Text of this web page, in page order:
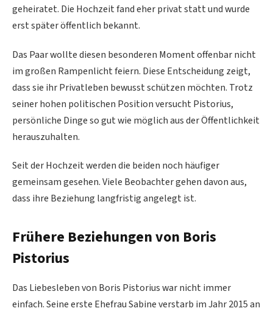
geheiratet. Die Hochzeit fand eher privat statt und wurde
erst später öffentlich bekannt.
Das Paar wollte diesen besonderen Moment offenbar nicht
im großen Rampenlicht feiern. Diese Entscheidung zeigt,
dass sie ihr Privatleben bewusst schützen möchten. Trotz
seiner hohen politischen Position versucht Pistorius,
persönliche Dinge so gut wie möglich aus der Öffentlichkeit
herauszuhalten.
Seit der Hochzeit werden die beiden noch häufiger
gemeinsam gesehen. Viele Beobachter gehen davon aus,
dass ihre Beziehung langfristig angelegt ist.
Frühere Beziehungen von Boris
Pistorius
Das Liebesleben von Boris Pistorius war nicht immer
einfach. Seine erste Ehefrau Sabine verstarb im Jahr 2015 an